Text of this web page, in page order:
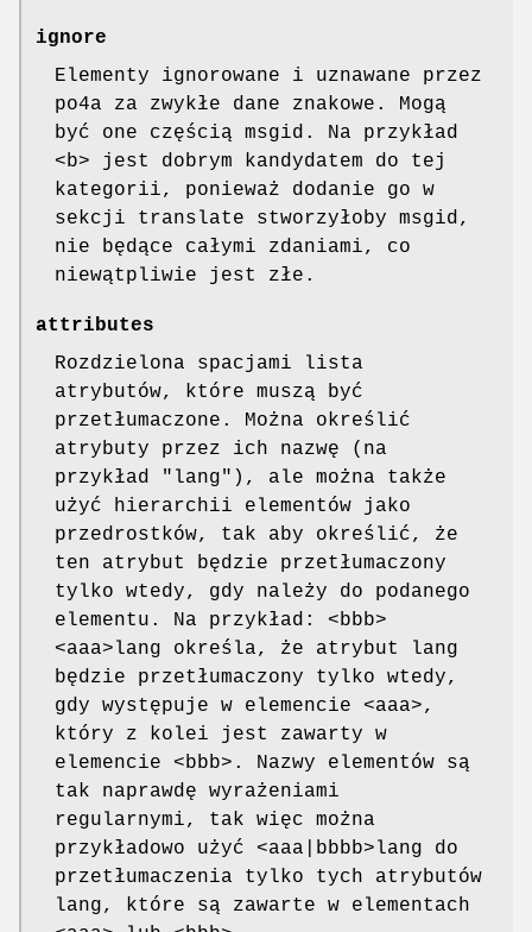
ignore
Elementy ignorowane i uznawane przez
po4a za zwykłe dane znakowe. Mogą
być one częścią msgid. Na przykład
<b> jest dobrym kandydatem do tej
kategorii, ponieważ dodanie go w
sekcji translate stworzyłoby msgid,
nie będące całymi zdaniami, co
niewątpliwie jest złe.
attributes
Rozdzielona spacjami lista
atrybutów, które muszą być
przetłumaczone. Można określić
atrybuty przez ich nazwę (na
przykład "lang"), ale można także
użyć hierarchii elementów jako
przedrostków, tak aby określić, że
ten atrybut będzie przetłumaczony
tylko wtedy, gdy należy do podanego
elementu. Na przykład: <bbb>
<aaa>lang określa, że atrybut lang
będzie przetłumaczony tylko wtedy,
gdy występuje w elemencie <aaa>,
który z kolei jest zawarty w
elemencie <bbb>. Nazwy elementów są
tak naprawdę wyrażeniami
regularnymi, tak więc można
przykładowo użyć <aaa|bbbb>lang do
przetłumaczenia tylko tych atrybutów
lang, które są zawarte w elementach